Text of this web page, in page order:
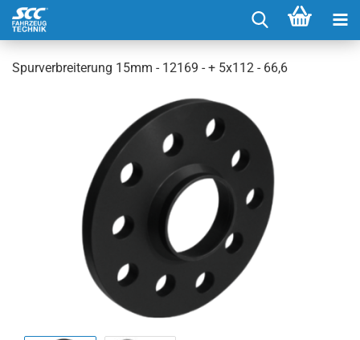
Spurverbreiterung 15mm - 12169 - + 5x112 - 66,6